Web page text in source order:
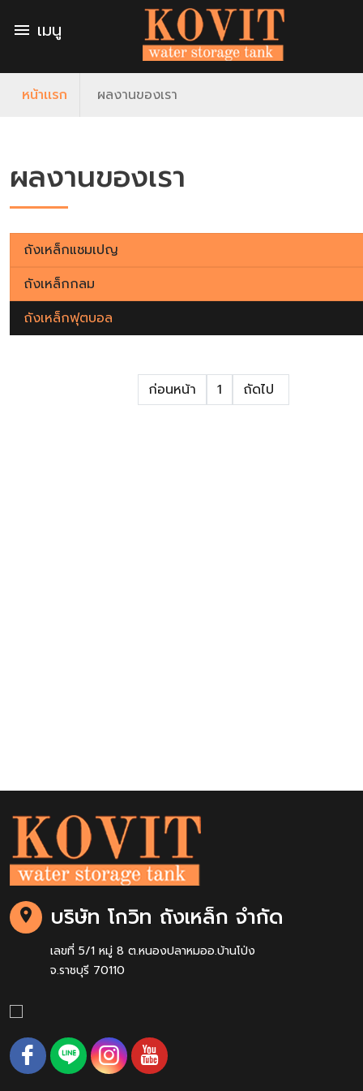
menu เมนู
หน้าเเรก ผลงานของเรา
ผลงานของเรา
ถังเหล็กแชมเปญ
ถังเหล็กกลม
ถังเหล็กฟุตบอล
ก่อนหน้า 1 ถัดไป
บริษัท โกวิท ถังเหล็ก จำกัด
เลขที่ 5/1 หมู่ 8 ต.หนองปลาหมออ.บ้านโป่ง
จ.ราชบุรี 70110